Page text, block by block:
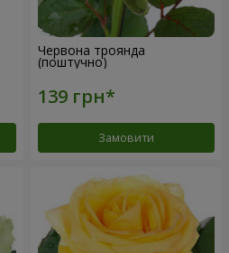
Червона троянда
(поштучно)
Замовити